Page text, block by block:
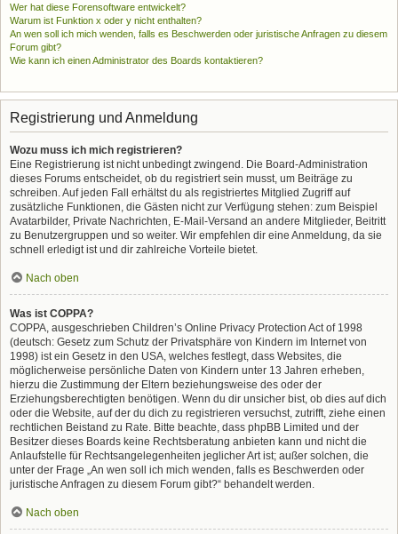
Wer hat diese Forensoftware entwickelt?
Warum ist Funktion x oder y nicht enthalten?
An wen soll ich mich wenden, falls es Beschwerden oder juristische Anfragen zu diesem
Forum gibt?
Wie kann ich einen Administrator des Boards kontaktieren?
Registrierung und Anmeldung
Wozu muss ich mich registrieren?
Eine Registrierung ist nicht unbedingt zwingend. Die Board-Administration
dieses Forums entscheidet, ob du registriert sein musst, um Beiträge zu
schreiben. Auf jeden Fall erhältst du als registriertes Mitglied Zugriff auf
zusätzliche Funktionen, die Gästen nicht zur Verfügung stehen: zum Beispiel
Avatarbilder, Private Nachrichten, E-Mail-Versand an andere Mitglieder, Beitritt
zu Benutzergruppen und so weiter. Wir empfehlen dir eine Anmeldung, da sie
schnell erledigt ist und dir zahlreiche Vorteile bietet.
Nach oben
Was ist COPPA?
COPPA, ausgeschrieben Children’s Online Privacy Protection Act of 1998
(deutsch: Gesetz zum Schutz der Privatsphäre von Kindern im Internet von
1998) ist ein Gesetz in den USA, welches festlegt, dass Websites, die
möglicherweise persönliche Daten von Kindern unter 13 Jahren erheben,
hierzu die Zustimmung der Eltern beziehungsweise des oder der
Erziehungsberechtigten benötigen. Wenn du dir unsicher bist, ob dies auf dich
oder die Website, auf der du dich zu registrieren versuchst, zutrifft, ziehe einen
rechtlichen Beistand zu Rate. Bitte beachte, dass phpBB Limited und der
Besitzer dieses Boards keine Rechtsberatung anbieten kann und nicht die
Anlaufstelle für Rechtsangelegenheiten jeglicher Art ist; außer solchen, die
unter der Frage „An wen soll ich mich wenden, falls es Beschwerden oder
juristische Anfragen zu diesem Forum gibt?“ behandelt werden.
Nach oben